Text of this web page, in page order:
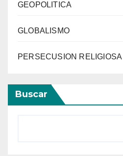
GEOPOLITICA
GLOBALISMO
PERSECUSION RELIGIOSA
Buscar